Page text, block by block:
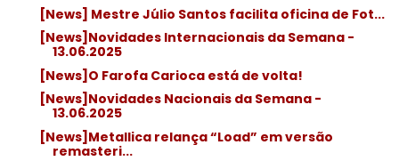
[News] Mestre Júlio Santos facilita oficina de Fot...
[News]Novidades Internacionais da Semana -
13.06.2025
[News]O Farofa Carioca está de volta!
[News]Novidades Nacionais da Semana -
13.06.2025
[News]Metallica relança “Load” em versão
remasteri...